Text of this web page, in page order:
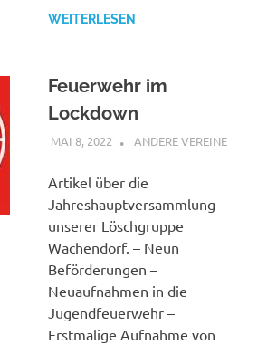
WEITERLESEN
Feuerwehr im
Lockdown
MAI 8, 2022
BÜRGERVEREIN
ANDERE VEREINE
Artikel über die
Jahreshauptversammlung
unserer Löschgruppe
Wachendorf. – Neun
Beförderungen –
Neuaufnahmen in die
Jugendfeuerwehr –
Erstmalige Aufnahme von